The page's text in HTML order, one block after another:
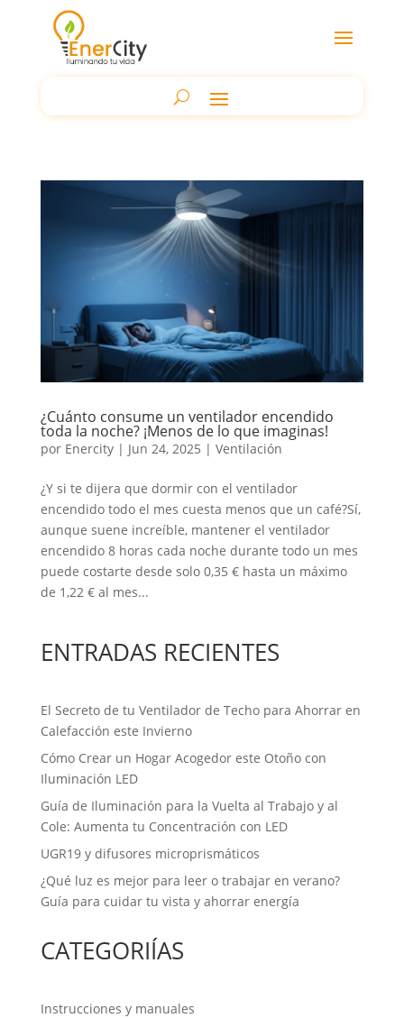
¿Cuánto consume un ventilador encendido
toda la noche? ¡Menos de lo que imaginas!
por Enercity| Jun 24, 2025 | Ventilación
¿Y si te dijera que dormir con el ventilador
encendido todo el mes cuesta menos que un café?Sí,
aunque suene increíble, mantener el ventilador
encendido 8 horas cada noche durante todo un mes
puede costarte desde solo 0,35 € hasta un máximo
de 1,22 € al mes...
ENTRADAS RECIENTES
El Secreto de tu Ventilador de Techo para Ahorrar en
Calefacción este Invierno
Cómo Crear un Hogar Acogedor este Otoño con
Iluminación LED
Guía de Iluminación para la Vuelta al Trabajo y al
Cole: Aumenta tu Concentración con LED
UGR19 y difusores microprismáticos
¿Qué luz es mejor para leer o trabajar en verano?
Guía para cuidar tu vista y ahorrar energía
CATEGORIÍAS
Instrucciones y manuales